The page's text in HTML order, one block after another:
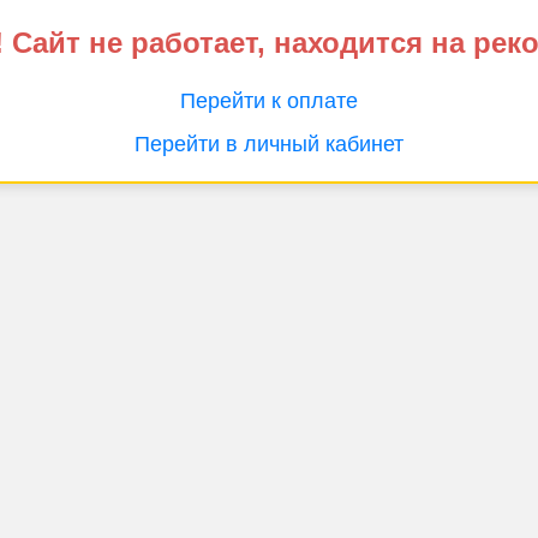
не работает, находится на
Перейти к оплате
Перейти в личный кабинет